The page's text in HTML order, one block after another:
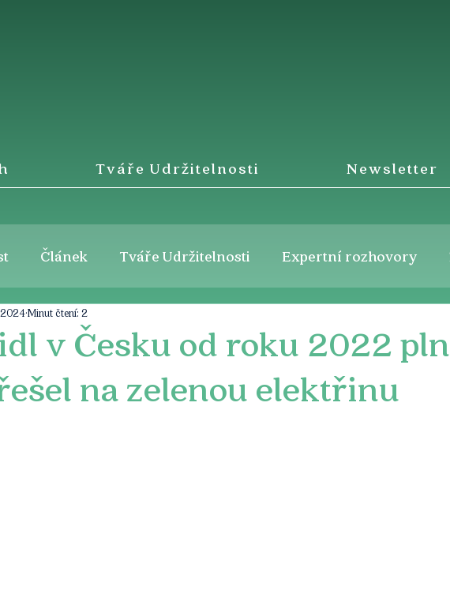
Tváře Udržitelnosti Newsletter
Článek Tváře Udržitelnosti Expertní rozhovory
v Česku od roku 2022
na zelenou elektřinu
2024Minut čtení: 2